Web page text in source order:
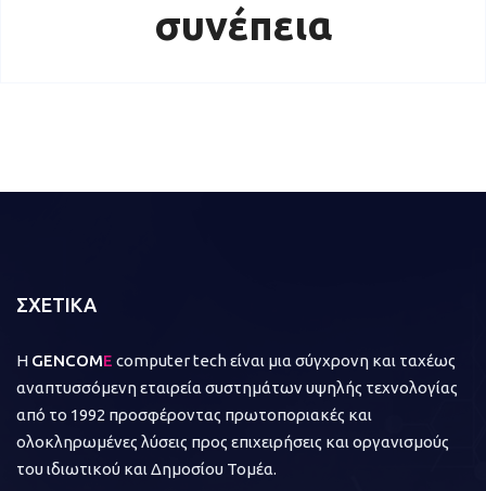
συνέπεια
ΣΧΕΤΙΚΑ
Η GENCOME computer tech είναι μια σύγχρονη και ταχέως
αναπτυσσόμενη εταιρεία συστημάτων υψηλής τεχνολογίας
από το 1992 προσφέροντας πρωτοποριακές και
ολοκληρωμένες λύσεις προς επιχειρήσεις και οργανισμούς
του ιδιωτικού και Δημοσίου Τομέα.